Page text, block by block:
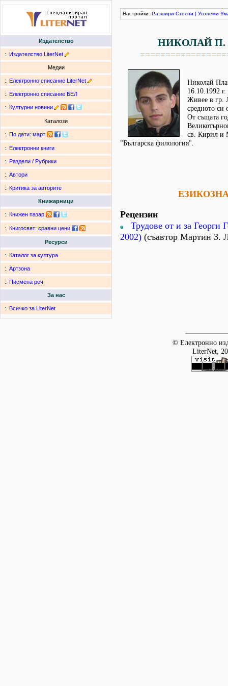
Издателство
:. Издателство LiterNet
Медии
:. Електронно списание LiterNet
:. Електронно списание БЕЛ
:. Културни новини
Каталози
:. По дати: март
:. Електронни книги
:. Раздели / Рубрики
:. Автори
:. Критика за авторите
Книжарници
:. Книжен пазар
:. Книгосвят: сравни цени
Ресурси
:. Каталог за култура
:. Артзона
:. Писмена реч
За нас
:. Всичко за LiterNet
Настройки: Разшири Стесни | Уголеми
НИКОЛАЙ П.
Николай
16.10.1992
Живее в гр.
средното си
От същата
св. Кирил и
"Българска филология".
Рецензии
Трудове от и за Георги
2002) (съавтор Мартин З.
© Електронно
LiterNet,